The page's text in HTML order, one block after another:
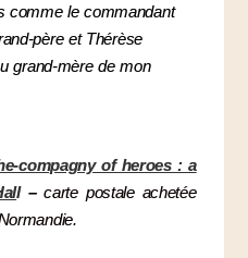
comme le commandant
père et Thérèse
grand-mère de mon
compagny of heroes : a
l–carte postale achetée